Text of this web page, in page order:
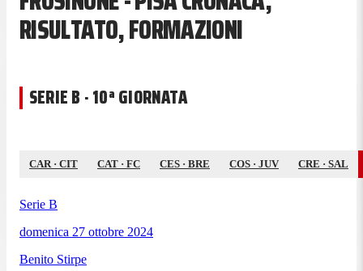
RISULTATO, FORMAZIONI
SERIE B · 10ª GIORNATA
CAR· CIT CAT · FC CES · BRE COS · JUV CRE · SAL
Serie B
domenica 27 ottobre 2024
Benito Stirpe